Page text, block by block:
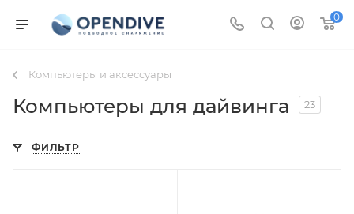
0
Компьютеры и аксессуары
Компьютеры для дайвинга 23
ФИЛЬТР